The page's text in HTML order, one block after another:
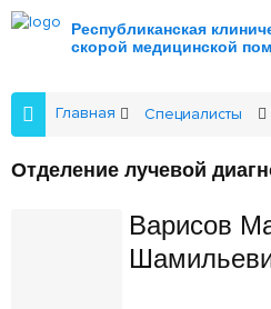
Республиканская
скорой медицинской
Главная Специалисты
Отделение лучевой
Варисов